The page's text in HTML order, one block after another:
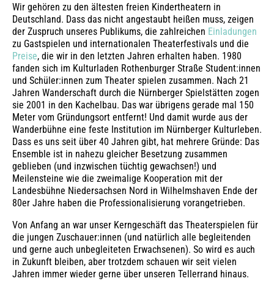
Wir gehören zu den ältesten freien Kindertheatern in
Deutschland. Dass das nicht angestaubt heißen muss, zeigen
der Zuspruch unseres Publikums, die zahlreichen Einladungen
zu Gastspielen und internationalen Theaterfestivals und die
Preise, die wir in den letzten Jahren erhalten haben. 1980
fanden sich im Kulturladen Rothenburger Straße Student:innen
und Schüler:innen zum Theater spielen zusammen. Nach 21
Jahren Wanderschaft durch die Nürnberger Spielstätten zogen
sie 2001 in den Kachelbau. Das war übrigens gerade mal 150
Meter vom Gründungsort entfernt! Und damit wurde aus der
Wanderbühne eine feste Institution im Nürnberger Kulturleben.
Dass es uns seit über 40 Jahren gibt, hat mehrere Gründe: Das
Ensemble ist in nahezu gleicher Besetzung zusammen
geblieben (und inzwischen tüchtig gewachsen!) und
Meilensteine wie die zweimalige Kooperation mit der
Landesbühne Niedersachsen Nord in Wilhelmshaven Ende der
80er Jahre haben die Professionalisierung vorangetrieben.
Von Anfang an war unser Kerngeschäft das Theaterspielen für
die jungen Zuschauer:innen (und natürlich alle begleitenden
und gerne auch unbegleiteten Erwachsenen). So wird es auch
in Zukunft bleiben, aber trotzdem schauen wir seit vielen
Jahren immer wieder gerne über unseren Tellerrand hinaus.